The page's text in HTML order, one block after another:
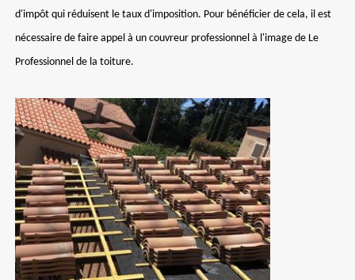
d'impôt qui réduisent le taux d'imposition. Pour bénéficier de cela, il est
nécessaire de faire appel à un couvreur professionnel à l'image de Le
Professionnel de la toiture.